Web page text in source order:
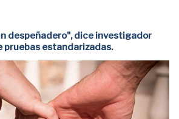
despeñadero", dice investigador
pruebas estandarizadas.